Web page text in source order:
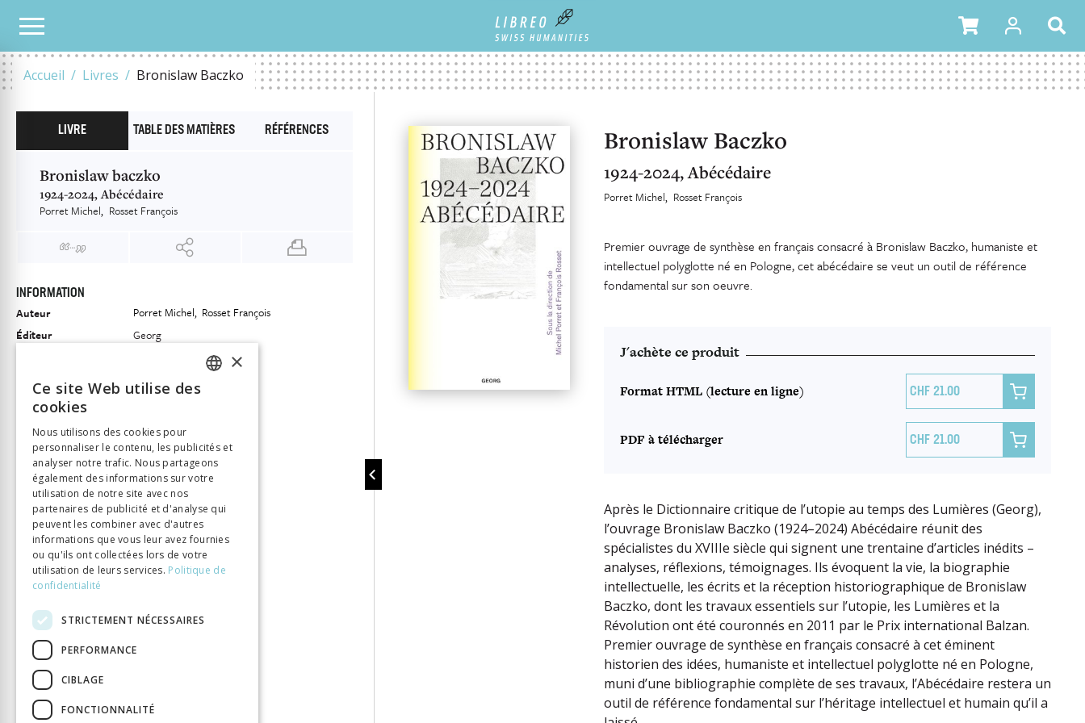
Accueil Livres Bronislaw Baczko
NOTRE CATALOGUE
Bronislaw Baczko
1924-2024, Abécédaire
Porret Michel Rosset François
Premier ouvrage de synthèse en français consacré à Bronislaw Baczko, humaniste et
intellectuel polyglotte né en Pologne, cet abécédaire se veut un outil de référence
fondamental sur son oeuvre.
J'achète ce produit
Format HTML (lecture en ligne) 21.00 
PDF à télécharger 21.00 
Après le Dictionnaire critique de l’utopie au temps des Lumières (Georg),
l’ouvrage Bronislaw Baczko (1924–2024) Abécédaire réunit des
spécialistes du XVIIIe siècle qui signent une trentaine d’articles inédits –
analyses, réflexions, témoignages. Ils évoquent la vie, la biographie
intellectuelle, les écrits et la réception historiographique de Bronislaw
Baczko, dont les travaux essentiels sur l’utopie, les Lumières et la
Révolution ont été couronnés en 2011 par le Prix international Balzan.
Premier ouvrage de synthèse en français consacré à cet éminent
historien des idées, humaniste et intellectuel polyglotte né en Pologne,
muni d’une bibliographie complète de ses travaux, l’Abécédaire restera un
outil de référence fondamental sur l’héritage intellectuel et humain qu’il a
LIVRE TABLE DES MATIÈRES RÉFÉRENCES
Bronislaw baczko
1924-2024, Abécédaire
Porret Michel Rosset François
INFORMATION
Auteur Porret Michel Rosset François
Éditeur
Georg
Français
Nombre de pages
Thème
Lumières
Format
140x225
Type de livre
Ouvrage collectif
ITALIAN
×
Ce site Web utilise des
cookies
Nous utilisons des cookies pour
personnaliser le contenu, les publicités et
analyser notre trafic. Nous partageons
également des informations sur votre
utilisation de notre site avec nos
partenaires de publicité et d'analyse qui
peuvent les combiner avec d'autres
informations que vous leur avez fournies
ou qu'ils ont collectées lors de votre
utilisation de leurs services. Politique de
confidentialité
STRICTEMENT NÉCESSAIRES
PERFORMANCE
CIBLAGE
FONCTIONNALITÉ